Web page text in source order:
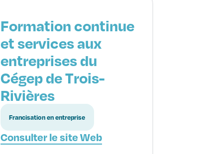
Formation continue
et services aux
entreprises du
Cégep de Trois-
Rivières
Francisation en entreprise
Consulter le site Web